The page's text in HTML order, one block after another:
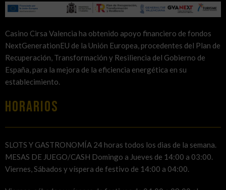
Casino Cirsa Valencia ha obtenido apoyo financiero de fondos
NextGenerationEU de la Unión Europea, procedentes del Plan de
Recuperación, Transformación y Resiliencia del Gobierno de
España, para la mejora de la eficiencia energética en su
establecimiento.
HORARIOS
SLOTS Y GASTRONOMÍA 24 horas todos los dias de la semana.
MESAS DE JUEGO/CASH Domingo a Jueves de 14:00 a 03:00.
Viernes, Sábados y víspera de festivo de 14:00 a 04:00.